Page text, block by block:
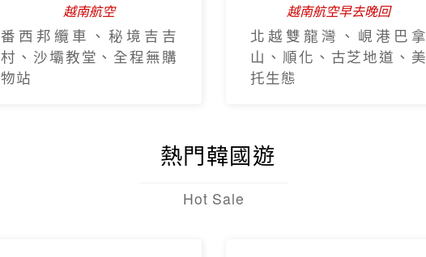
越南航空
番西邦纜車、秘境吉吉
村、沙壩教堂、全程無購
物站
越南航空早去晚回
北越雙龍灣、峴港巴拿
山、順化、古芝地道、美
托生態
熱門韓國遊
Hot Sale